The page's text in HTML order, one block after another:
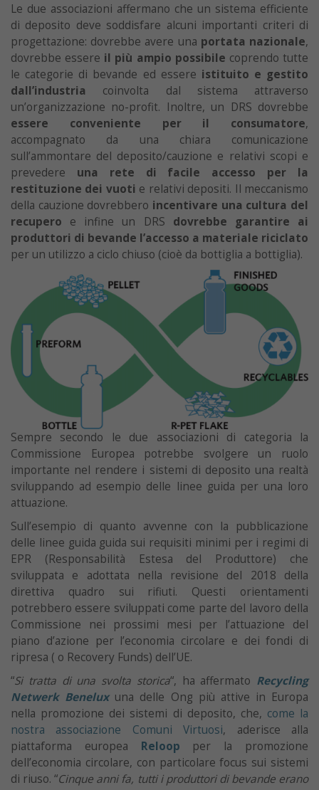
Le due associazioni affermano che un sistema efficiente
di deposito deve soddisfare alcuni importanti criteri di
progettazione: dovrebbe avere una portata nazionale,
dovrebbe essere il più ampio possibile coprendo tutte
le categorie di bevande ed essere istituito e gestito
dall’industria coinvolta dal sistema attraverso
un’organizzazione no-profit. Inoltre, un DRS dovrebbe
essere conveniente per il consumatore,
accompagnato da una chiara comunicazione
sull’ammontare del deposito/cauzione e relativi scopi e
prevedere una rete di facile accesso per la
restituzione dei vuoti e relativi depositi. Il meccanismo
della cauzione dovrebbero incentivare una cultura del
recupero e infine un DRS dovrebbe garantire ai
produttori di bevande l’accesso a materiale riciclato
per un utilizzo a ciclo chiuso (cioè da bottiglia a bottiglia).
Sempre secondo le due associazioni di categoria la
Commissione Europea potrebbe svolgere un ruolo
importante nel rendere i sistemi di deposito una realtà
sviluppando ad esempio delle linee guida per una loro
attuazione.
Sull’esempio di quanto avvenne con la pubblicazione
delle linee guida guida sui requisiti minimi per i regimi di
EPR (Responsabilità Estesa del Produttore) che
sviluppata e adottata nella revisione del 2018 della
direttiva quadro sui rifiuti. Questi orientamenti
potrebbero essere sviluppati come parte del lavoro della
Commissione nei prossimi mesi per l’attuazione del
piano d’azione per l’economia circolare e dei fondi di
ripresa ( o Recovery Funds) dell’UE.
“Si tratta di una svolta storica“, ha affermato Recycling
Netwerk Benelux una delle Ong più attive in Europa
nella promozione dei sistemi di deposito, che, come la
nostra associazione Comuni Virtuosi, aderisce alla
piattaforma europea Reloop per la promozione
dell’economia circolare, con particolare focus sui sistemi
di riuso. “Cinque anni fa, tutti i produttori di bevande erano